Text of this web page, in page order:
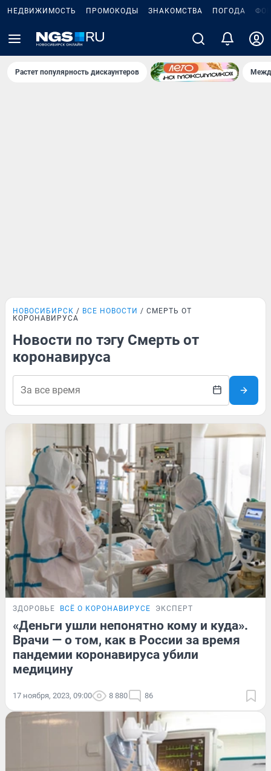
НЕДВИЖИМОСТЬ ПРОМОКОДЫ ЗНАКОМСТВА ПОГОДА
Растет популярность дискаунтеров
НОВОСИБИРСК ВСЕ НОВОСТИ
СМЕРТЬ ОТ
КОРОНАВИРУСА
Новости по тэгу Смерть от
коронавируса
ЗДОРОВЬЕ ВСЁ О КОРОНАВИРУСЕ ЭКСПЕРТ
«Деньги ушли непонятно кому и куда».
Врачи — о том, как в России за время
пандемии коронавируса убили
медицину
17 ноября, 2023, 09:00 8 880 86